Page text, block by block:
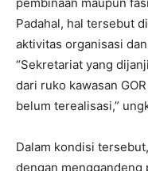
Padahal, hal tersebut
aktivitas organisasi
“Sekretariat yang
dari ruko kawasan
belum terealisasi,”
Dalam kondisi
dengan menggandeng